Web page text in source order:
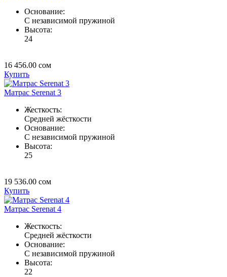
Основание:
C независимой пружиной
Высота:
24
16 456.00 сом
Купить
Матрас Serenat 3
Жесткость:
Средней жёсткости
Основание:
C независимой пружиной
Высота:
25
19 536.00 сом
Купить
Матрас Serenat 4
Жесткость:
Средней жёсткости
Основание:
C независимой пружиной
Высота:
22